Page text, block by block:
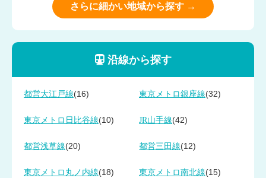
さらに細かい地域から探す →
沿線から探す
都営大江戸線(16) 東京メトロ銀座線(32)
東京メトロ日比谷線(10) JR山手線(42)
都営浅草線(20) 都営三田線(12)
東京メトロ丸ノ内線(18) 東京メトロ南北線(15)